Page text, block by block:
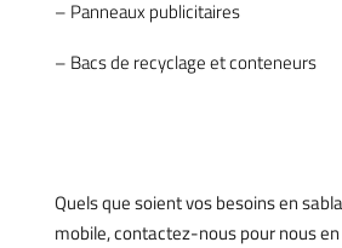
– Panneaux publicitaires
– Bacs de recyclage et conteneurs
Quels que soient vos besoins en
mobile, contactez-nous pour nous